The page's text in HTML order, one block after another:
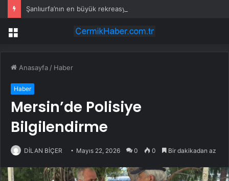
Menü
Anasayfa / Haber
Haber
Mersin’de Polisiye
Bilgilendirme
DİLAN BİÇER Mayıs 22, 2026 0 0 Bir dakikadan az